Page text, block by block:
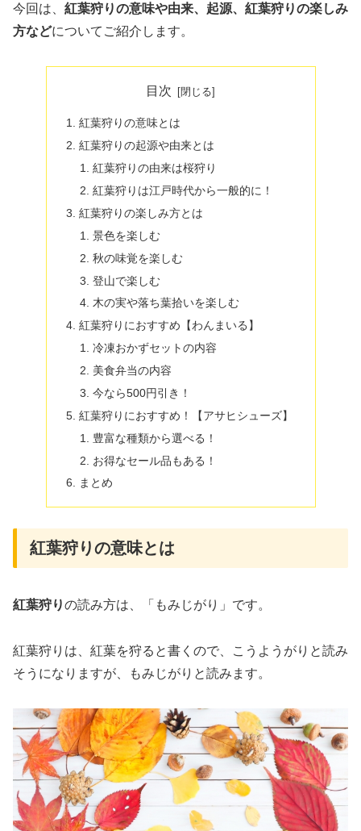
今回は、 紅葉狩りの意味や由来、起源、紅葉狩りの楽しみ
方などについてご紹介します。
目次
紅葉狩りの意味とは
紅葉狩りの起源や由来とは
紅葉狩りの由来は桜狩り
紅葉狩りは江戸時代から一般的に！
紅葉狩りの楽しみ方とは
景色を楽しむ
秋の味覚を楽しむ
登山で楽しむ
木の実や落ち葉拾いを楽しむ
紅葉狩りにおすすめ【わんまいる】
冷凍おかずセットの内容
美食弁当の内容
今なら500円引き！
紅葉狩りにおすすめ！【アサヒシューズ】
豊富な種類から選べる！
お得なセール品もある！
まとめ
紅葉狩りの意味とは
紅葉狩りの読み方は、「もみじがり」です。
紅葉狩りは、紅葉を狩ると書くので、こうようがりと読み
そうになりますが、もみじがりと読みます。